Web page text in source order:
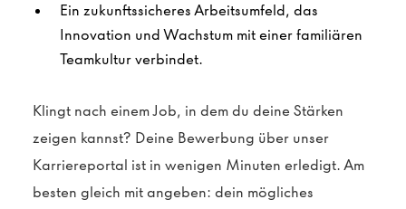
Ein zukunftssicheres Arbeitsumfeld, das
Innovation und Wachstum mit einer familiären
Teamkultur verbindet.
Klingt nach einem Job, in dem du deine Stärken
zeigen kannst? Deine Bewerbung über unser
Karriereportal ist in wenigen Minuten erledigt. Am
besten gleich mit angeben: dein mögliches